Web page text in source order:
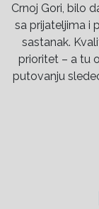
Crnoj Gori, bilo
sa prijateljima i
sastanak.
prioritet – a tu
putovanju